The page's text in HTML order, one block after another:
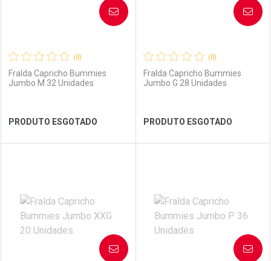
Ver Desconto Convênio Ver Desconto Convênio
(0)
Fralda Capricho Bummies
Jumbo M 32 Unidades
PRODUTO ESGOTADO
AVISE-ME
Laboratório
Por Menos
(0)
Fralda Capricho Bummies
Jumbo G 28 Unidades
PRODUTO ESGOTADO
AVISE-ME
Laboratório
Por Menos
AVISE-ME AVISE-ME